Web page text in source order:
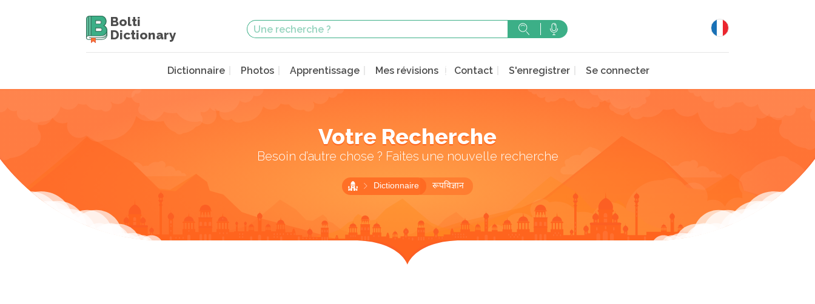
Bolti
Dictionary
Dictionnaire Photos Apprentissage Mes révisions Contact S'enregistrer Se connecter
Votre Recherche
Besoin d’autre chose ? Faites une nouvelle recherche
Dictionnaire रूपविज्ञान